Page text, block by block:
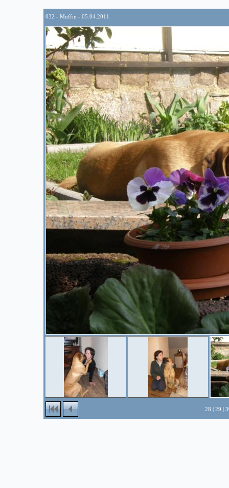
032 - Muffin - 05.04.2011
28 | 29 |